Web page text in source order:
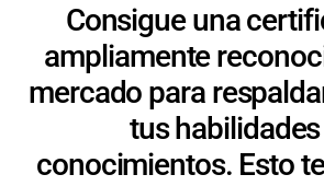
Consigue una
ampliamente
mercado para
tus
conocimientos. Esto